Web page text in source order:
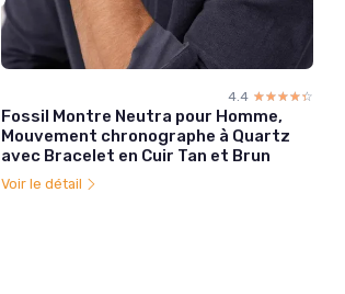
4.4 ☆☆☆☆☆
★★★★★
Fossil Montre Neutra pour Homme,
Mouvement chronographe à Quartz
avec Bracelet en Cuir Tan et Brun
Voir le détail